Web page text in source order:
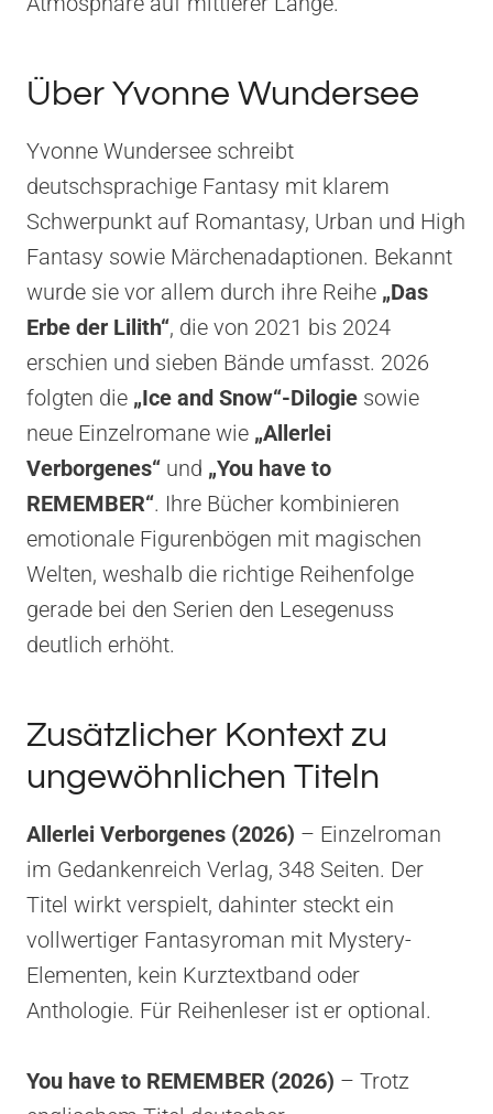
Über Yvonne Wundersee
Yvonne Wundersee schreibt
deutschsprachige Fantasy mit klarem
Schwerpunkt auf Romantasy, Urban und High
Fantasy sowie Märchenadaptionen. Bekannt
wurde sie vor allem durch ihre Reihe „Das
Erbe der Lilith“, die von 2021 bis 2024
erschien und sieben Bände umfasst. 2026
folgten die „Ice and Snow“-Dilogie sowie
neue Einzelromane wie „Allerlei
Verborgenes“ und „You have to
REMEMBER“. Ihre Bücher kombinieren
emotionale Figurenbögen mit magischen
Welten, weshalb die richtige Reihenfolge
gerade bei den Serien den Lesegenuss
deutlich erhöht.
Zusätzlicher Kontext zu
ungewöhnlichen Titeln
Allerlei Verborgenes (2026) – Einzelroman
im Gedankenreich Verlag, 348 Seiten. Der
Titel wirkt verspielt, dahinter steckt ein
vollwertiger Fantasyroman mit Mystery-
Elementen, kein Kurztextband oder
Anthologie. Für Reihenleser ist er optional.
You have to REMEMBER (2026) – Trotz